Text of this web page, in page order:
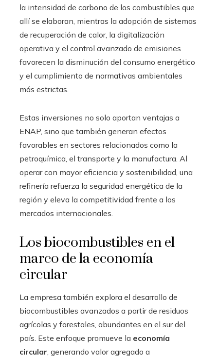
la intensidad de carbono de los combustibles que
allí se elaboran, mientras la adopción de sistemas
de recuperación de calor, la digitalización
operativa y el control avanzado de emisiones
favorecen la disminución del consumo energético
y el cumplimiento de normativas ambientales
más estrictas.
Estas inversiones no solo aportan ventajas a
ENAP, sino que también generan efectos
favorables en sectores relacionados como la
petroquímica, el transporte y la manufactura. Al
operar con mayor eficiencia y sostenibilidad, una
refinería refuerza la seguridad energética de la
región y eleva la competitividad frente a los
mercados internacionales.
Los biocombustibles en el
marco de la economía
circular
La empresa también explora el desarrollo de
biocombustibles avanzados a partir de residuos
agrícolas y forestales, abundantes en el sur del
país. Este enfoque promueve la economía
circular , generando valor agregado a